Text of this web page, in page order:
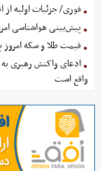
فوری/ جزئیات اولیه از
پیش‌بینی هواشناسی امروز
قیمت طلا و سکه امروز پنجشنبه 15
ادعای واکنش رهبری
واقع است